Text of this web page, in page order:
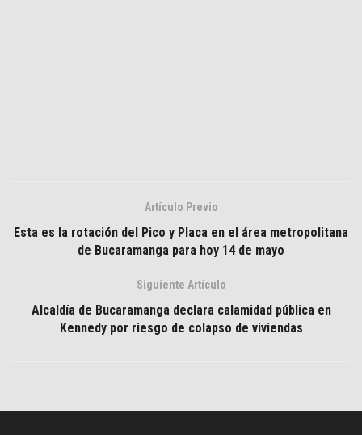
Artículo Previo
Esta es la rotación del Pico y Placa en el área metropolitana
de Bucaramanga para hoy 14 de mayo
Siguiente Artículo
Alcaldía de Bucaramanga declara calamidad pública en
Kennedy por riesgo de colapso de viviendas